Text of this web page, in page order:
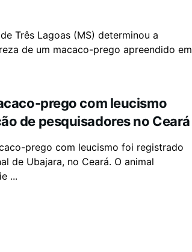
Três Lagoas (MS) determinou a
de um macaco-prego apreendido em
prego com leucismo
de pesquisadores no Ceará
prego com leucismo foi registrado
de Ubajara, no Ceará. O animal
...